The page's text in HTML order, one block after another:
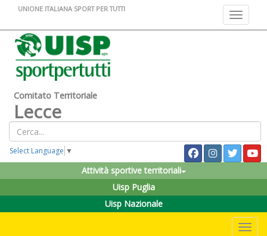
Toggle
UNIONE ITALIANA SPORT PER TUTTI
Comitato Territoriale
Lecce
Select Language ▼
Attività sportive territoriali
Uisp Puglia
Uisp Nazionale